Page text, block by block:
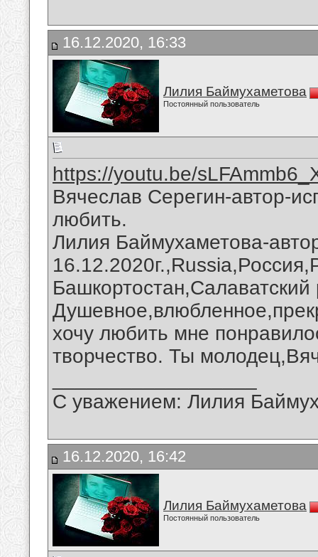
16.12.2020, 16:33
Лилия Баймухаметова
Постоянный пользователь
https://youtu.be/
Вячеслав Серегин-автор-
любить.
Лилия Баймухаметова-
хочу любить мне
творчество. Ты
С уважением: Лилия
16.12.2020, 16:42
Лилия Баймухаметова
Постоянный пользователь